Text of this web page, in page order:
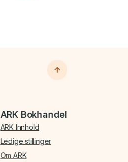
ARK Bokhandel
ARK Innhold
Ledige stillinger
Om ARK